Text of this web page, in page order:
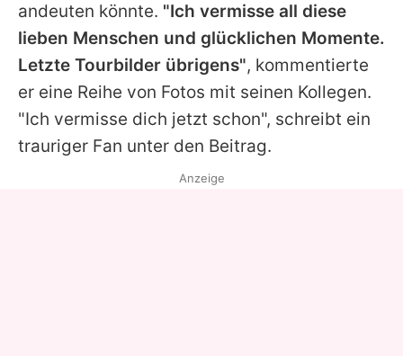
andeuten könnte. "Ich vermisse all diese
lieben Menschen und glücklichen Momente.
Letzte Tourbilder übrigens", kommentierte
er eine Reihe von Fotos mit seinen Kollegen.
"Ich vermisse dich jetzt schon", schreibt ein
trauriger Fan unter den Beitrag.
Anzeige